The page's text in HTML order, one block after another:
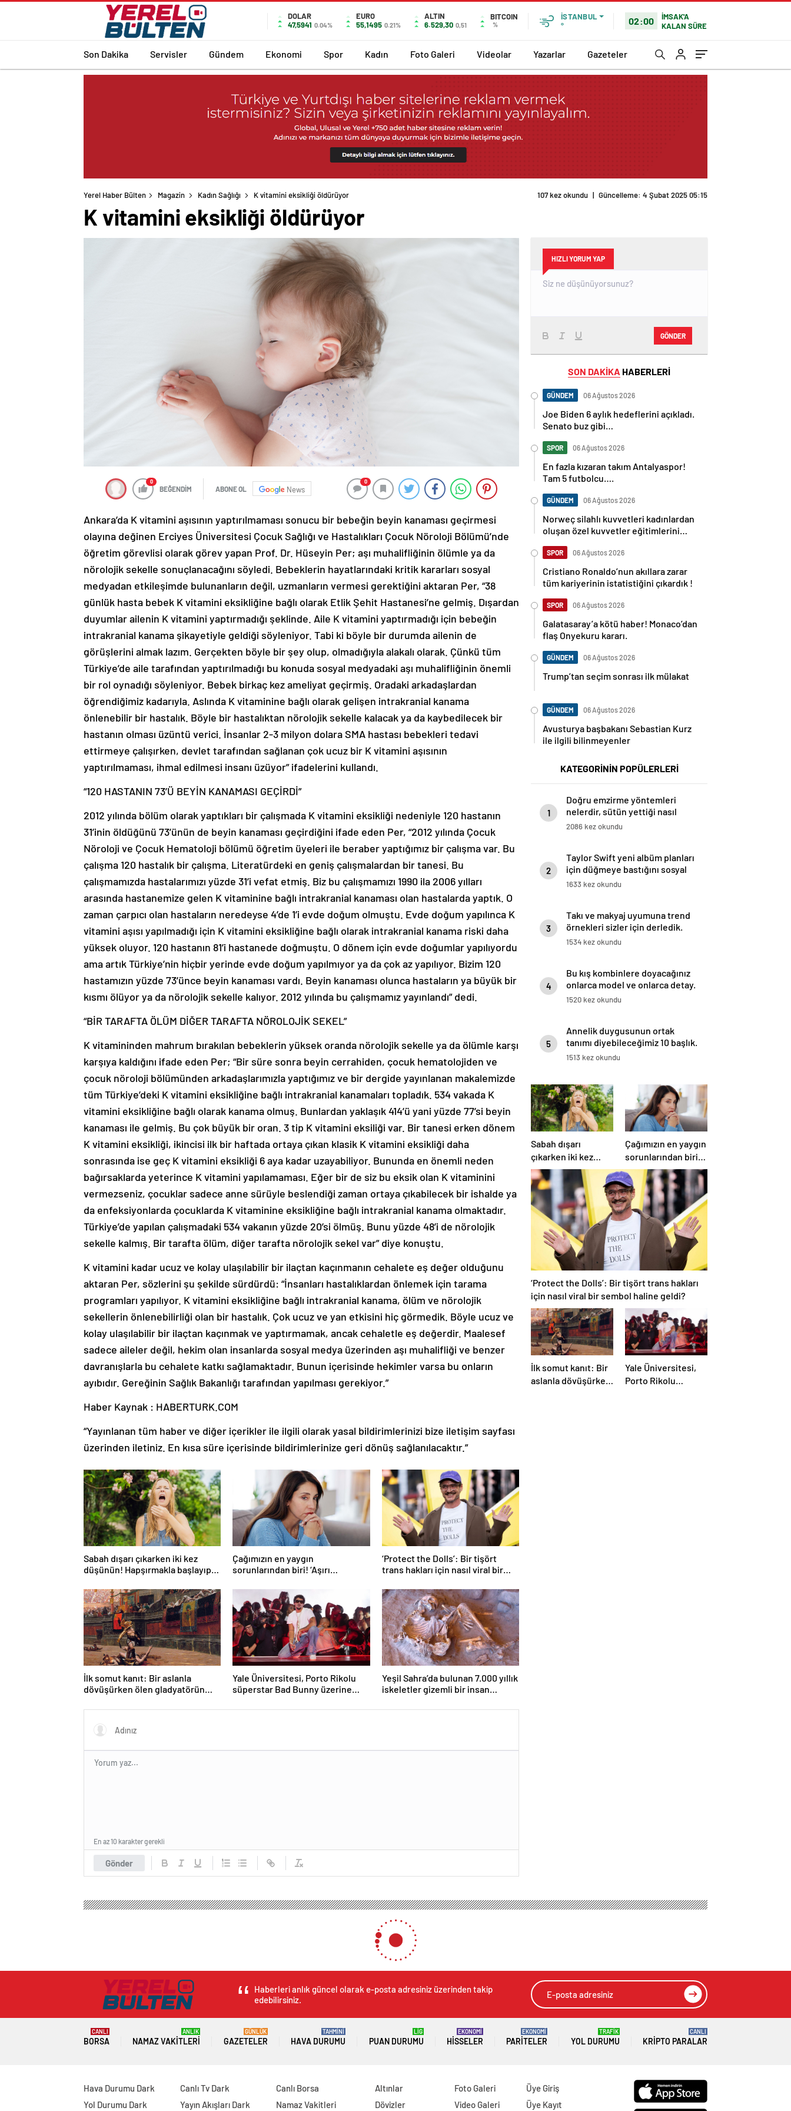
DOLAR
47,5941 0.04%
EURO
55,1495 0.21%
ALTIN
6.529,30 0,51
BITCOIN
%
İSTANBUL
°
02:00
İMSAK'A
KALAN SÜRE
Son Dakika Servisler Gündem Ekonomi Spor Kadın Foto Galeri Videolar Yazarlar Gazeteler
Yerel Haber Bülten Magazin Kadın Sağlığı K vitamini eksikliği öldürüyor 107 kez okundu | Güncelleme: 4 Şubat 2025 05:15
K vitamini eksikliği öldürüyor
0
BEĞENDİM ABONE OL News
0
Ankara’da K vitamini aşısının yaptırılmaması sonucu bir bebeğin beyin kanaması geçirmesi
olayına değinen Erciyes Üniversitesi Çocuk Sağlığı ve Hastalıkları Çocuk Nöroloji Bölümü’nde
öğretim görevlisi olarak görev yapan Prof. Dr. Hüseyin Per; aşı muhalifliğinin ölümle ya da
nörolojik sekelle sonuçlanacağını söyledi. Bebeklerin hayatlarındaki kritik kararları sosyal
medyadan etkileşimde bulunanların değil, uzmanların vermesi gerektiğini aktaran Per, “38
günlük hasta bebek K vitamini eksikliğine bağlı olarak Etlik Şehit Hastanesi’ne gelmiş. Dışardan
duyumlar ailenin K vitamini yaptırmadığı şeklinde. Aile K vitamini yaptırmadığı için bebeğin
intrakranial kanama şikayetiyle geldiği söyleniyor. Tabi ki böyle bir durumda ailenin de
görüşlerini almak lazım. Gerçekten böyle bir şey olup, olmadığıyla alakalı olarak. Çünkü tüm
Türkiye’de aile tarafından yaptırılmadığı bu konuda sosyal medyadaki aşı muhalifliğinin önemli
bir rol oynadığı söyleniyor. Bebek birkaç kez ameliyat geçirmiş. Oradaki arkadaşlardan
öğrendiğimiz kadarıyla. Aslında K vitaminine bağlı olarak gelişen intrakranial kanama
önlenebilir bir hastalık. Böyle bir hastalıktan nörolojik sekelle kalacak ya da kaybedilecek bir
hastanın olması üzüntü verici. İnsanlar 2-3 milyon dolara SMA hastası bebekleri tedavi
ettirmeye çalışırken, devlet tarafından sağlanan çok ucuz bir K vitamini aşısının
yaptırılmaması, ihmal edilmesi insanı üzüyor” ifadelerini kullandı.
“120 HASTANIN 73’Ü BEYİN KANAMASI GEÇİRDİ”
2012 yılında bölüm olarak yaptıkları bir çalışmada K vitamini eksikliği nedeniyle 120 hastanın
31’inin öldüğünü 73’ünün de beyin kanaması geçirdiğini ifade eden Per, “2012 yılında Çocuk
Nöroloji ve Çocuk Hematoloji bölümü öğretim üyeleri ile beraber yaptığımız bir çalışma var. Bu
çalışma 120 hastalık bir çalışma. Literatürdeki en geniş çalışmalardan bir tanesi. Bu
çalışmamızda hastalarımızı yüzde 31’i vefat etmiş. Biz bu çalışmamızı 1990 ila 2006 yılları
arasında hastanemize gelen K vitaminine bağlı intrakranial kanaması olan hastalarda yaptık. O
zaman çarpıcı olan hastaların neredeyse 4’de 1’i evde doğum olmuştu. Evde doğum yapılınca K
vitamini aşısı yapılmadığı için K vitamini eksikliğine bağlı olarak intrakranial kanama riski daha
yüksek oluyor. 120 hastanın 81’i hastanede doğmuştu. O dönem için evde doğumlar yapılıyordu
ama artık Türkiye’nin hiçbir yerinde evde doğum yapılmıyor ya da çok az yapılıyor. Bizim 120
hastamızın yüzde 73’ünce beyin kanaması vardı. Beyin kanaması olunca hastaların ya büyük bir
kısmı ölüyor ya da nörolojik sekelle kalıyor. 2012 yılında bu çalışmamız yayınlandı” dedi.
“BİR TARAFTA ÖLÜM DİĞER TARAFTA NÖROLOJİK SEKEL”
K vitamininden mahrum bırakılan bebeklerin yüksek oranda nörolojik sekelle ya da ölümle karşı
karşıya kaldığını ifade eden Per; “Bir süre sonra beyin cerrahiden, çocuk hematolojiden ve
çocuk nöroloji bölümünden arkadaşlarımızla yaptığımız ve bir dergide yayınlanan makalemizde
tüm Türkiye’deki K vitamini eksikliğine bağlı intrakranial kanamaları topladık. 534 vakada K
vitamini eksikliğine bağlı olarak kanama olmuş. Bunlardan yaklaşık 414’ü yani yüzde 77’si beyin
kanaması ile gelmiş. Bu çok büyük bir oran. 3 tip K vitamini eksiliği var. Bir tanesi erken dönem
K vitamini eksikliği, ikincisi ilk bir haftada ortaya çıkan klasik K vitamini eksikliği daha
sonrasında ise geç K vitamini eksikliği 6 aya kadar uzayabiliyor. Bununda en önemli neden
bağırsaklarda yeterince K vitamini yapılamaması. Eğer bir de siz bu eksik olan K vitaminini
vermezseniz, çocuklar sadece anne sürüyle beslendiği zaman ortaya çıkabilecek bir ishalde ya
da enfeksiyonlarda çocuklarda K vitaminine eksikliğine bağlı intrakranial kanama olmaktadır.
Türkiye’de yapılan çalışmadaki 534 vakanın yüzde 20’si ölmüş. Bunu yüzde 48’i de nörolojik
sekelle kalmış. Bir tarafta ölüm, diğer tarafta nörolojik sekel var” diye konuştu.
K vitamini kadar ucuz ve kolay ulaşılabilir bir ilaçtan kaçınmanın cehalete eş değer olduğunu
aktaran Per, sözlerini şu şekilde sürdürdü: “İnsanları hastalıklardan önlemek için tarama
programları yapılıyor. K vitamini eksikliğine bağlı intrakranial kanama, ölüm ve nörolojik
sekellerin önlenebilirliği olan bir hastalık. Çok ucuz ve yan etkisini hiç görmedik. Böyle ucuz ve
kolay ulaşılabilir bir ilaçtan kaçınmak ve yaptırmamak, ancak cehaletle eş değerdir. Maalesef
sadece aileler değil, hekim olan insanlarda sosyal medya üzerinden aşı muhalifliği ve benzer
davranışlarla bu cehalete katkı sağlamaktadır. Bunun içerisinde hekimler varsa bu onların
ayıbıdır. Gereğinin Sağlık Bakanlığı tarafından yapılması gerekiyor.”
Haber Kaynak : HABERTURK.COM
“Yayınlanan tüm haber ve diğer içerikler ile ilgili olarak yasal bildirimlerinizi bize iletişim sayfası
üzerinden iletiniz. En kısa süre içerisinde bildirimlerinize geri dönüş sağlanılacaktır.”
Sabah dışarı çıkarken iki kez
düşünün! Hapşırmakla başlayıp
Çağımızın en yaygın
sorunlarından biri! ‘Aşırı
mümkün’
‘Protect the Dolls’: Bir tişört
trans hakları için nasıl viral bir
İlk somut kanıt: Bir aslanla
dövüşürken ölen gladyatörün
Yale Üniversitesi, Porto Rikolu
süperstar Bad Bunny üzerine
Yeşil Sahra’da bulunan 7.000 yıllık
iskeletler gizemli bir insan
Gönder
En az 10 karakter gerekli
HIZLI YORUM YAP
GÖNDER
SON DAKİKA HABERLERİ
GÜNDEM 06 Ağustos 2026
Joe Biden 6 aylık hedeflerini açıkladı.
Senato buz gibi…
SPOR 06 Ağustos 2026
En fazla kızaran takım Antalyaspor!
Tam 5 futbolcu….
GÜNDEM 06 Ağustos 2026
Norweç silahlı kuvvetleri kadınlardan
oluşan özel kuvvetler eğitimlerini
SPOR 06 Ağustos 2026
Cristiano Ronaldo’nun akıllara zarar
tüm kariyerinin istatistiğini çıkardık !
SPOR 06 Ağustos 2026
Galatasaray’a kötü haber! Monaco’dan
flaş Onyekuru kararı.
GÜNDEM 06 Ağustos 2026
Trump’tan seçim sonrası ilk mülakat
GÜNDEM 06 Ağustos 2026
Avusturya başbakanı Sebastian Kurz
ile ilgili bilinmeyenler
KATEGORİNİN POPÜLERLERİ
1
Doğru emzirme yöntemleri
nelerdir, sütün yettiği nasıl
anlaşılır?
2086 kez okundu
2
Taylor Swift yeni albüm planları
için düğmeye bastığını sosyal
medyadan duyurdu!
1633 kez okundu
3
Takı ve makyaj uyumuna trend
örnekleri sizler için derledik.
1534 kez okundu
4
Bu kış kombinlere doyacağınız
onlarca model ve onlarca detay.
1520 kez okundu
5
Annelik duygusunun ortak
tanımı diyebileceğimiz 10 başlık.
1513 kez okundu
Sabah dışarı
çıkarken iki kez
düşünün!
Hapşırmakla
başlayıp astıma
dönüşebiliyor
Çağımızın en yaygın
sorunlarından biri!
‘Aşırı düşünmeyle
başa çıkmak
mümkün’
‘Protect the Dolls’: Bir tişört trans hakları
için nasıl viral bir sembol haline geldi?
İlk somut kanıt: Bir
aslanla dövüşürken
Yale Üniversitesi,
Porto Rikolu
Haberleri anlık güncel olarak e-posta adresiniz üzerinden takip
edebilirsiniz.
BORSA
CANLI
NAMAZ VAKITLERI
ANLIK
GAZETELER
GÜNLÜK
HAVA DURUMU
TAHMİNİ
PUAN DURUMU
LİG
HISSELER
EKONOMİ
PARITELER
EKONOMİ
YOL DURUMU
TRAFİK
KRIPTO PARALAR
CANLI
Hava Durumu Dark
Yol Durumu Dark
Canlı Tv Dark
Yayın Akışları Dark
Canlı Borsa
Namaz Vakitleri
Altınlar
Dövizler
Foto Galeri
Video Galeri
Üye Giriş
Üye Kayıt